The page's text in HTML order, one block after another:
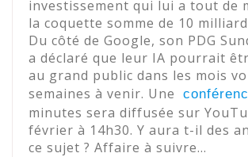
investissement qui lui a tout de
la coquette somme de 10
Du côté de Google, son PDG
a déclaré que leur IA pourrait
au grand public dans les mois
semaines à venir. Une
minutes sera diffusée sur
février à 14h30. Y aura t-il des
ce sujet ? Affaire à suivre…